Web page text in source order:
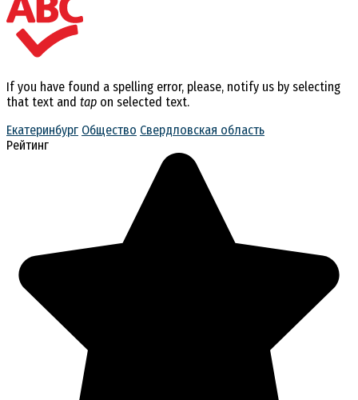
If you have found a spelling error, please, notify us by selecting
that text and tap on selected text.
Екатеринбург Общество Свердловская область
Рейтинг